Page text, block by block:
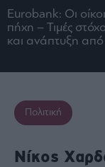
Ειδήσεις
Οικονομία
Ναυτιλία
Real
Ενέργεια
Eurobank: Οι
πήχη – Τιμές
και ανάπτυξη από
Πολιτική
Νίκος